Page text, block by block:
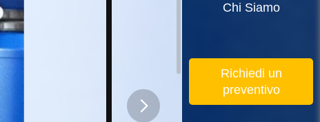
Chi Siamo
Richiedi un
preventivo